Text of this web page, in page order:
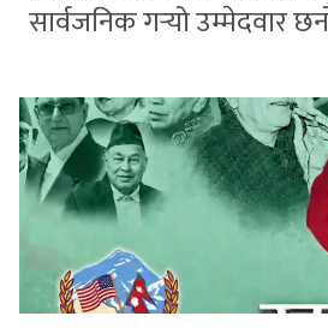
सार्वजनिक गर्‍यो उम्मेदवार